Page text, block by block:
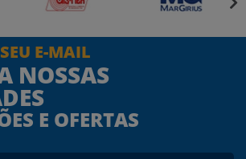
E-MAIL
NOSSAS
E OFERTAS